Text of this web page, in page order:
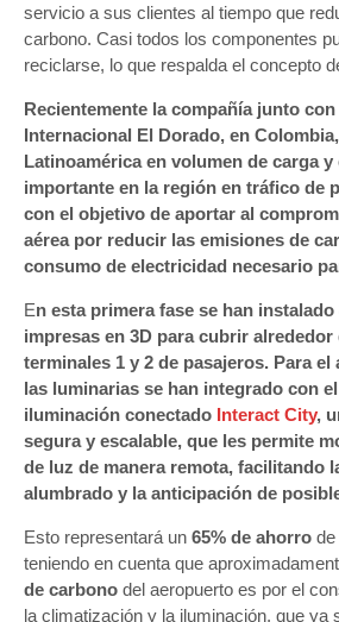
servicio a sus clientes al tiempo que
carbono. Casi todos los componentes
reciclarse, lo que respalda el concepto
Recientemente la compañía junto
Internacional El Dorado, en
Latinoamérica en volumen de carga
importante en la región en tráfico de
con el objetivo de aportar al
aérea por reducir las emisiones de
consumo de electricidad necesario
En esta primera fase se han instalado
impresas en 3D para cubrir alrededor
terminales 1 y 2 de pasajeros. Para
las luminarias se han integrado con
iluminación conectado Interact City,
segura y escalable, que les permite
de luz de manera remota, facilitando
alumbrado y la anticipación de
Esto representará un 65% de ahorro
teniendo en cuenta que
de carbono del aeropuerto es por el
la climatización y la iluminación, que ya